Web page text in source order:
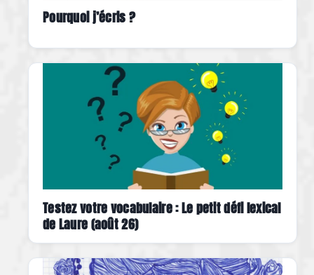
Pourquoi j’écris ?
Testez votre vocabulaire : Le petit défi lexical
de Laure (août 26)